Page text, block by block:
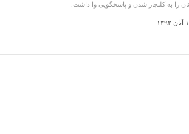
را به کلنجار شدن و پاسخگویی وا داشت.